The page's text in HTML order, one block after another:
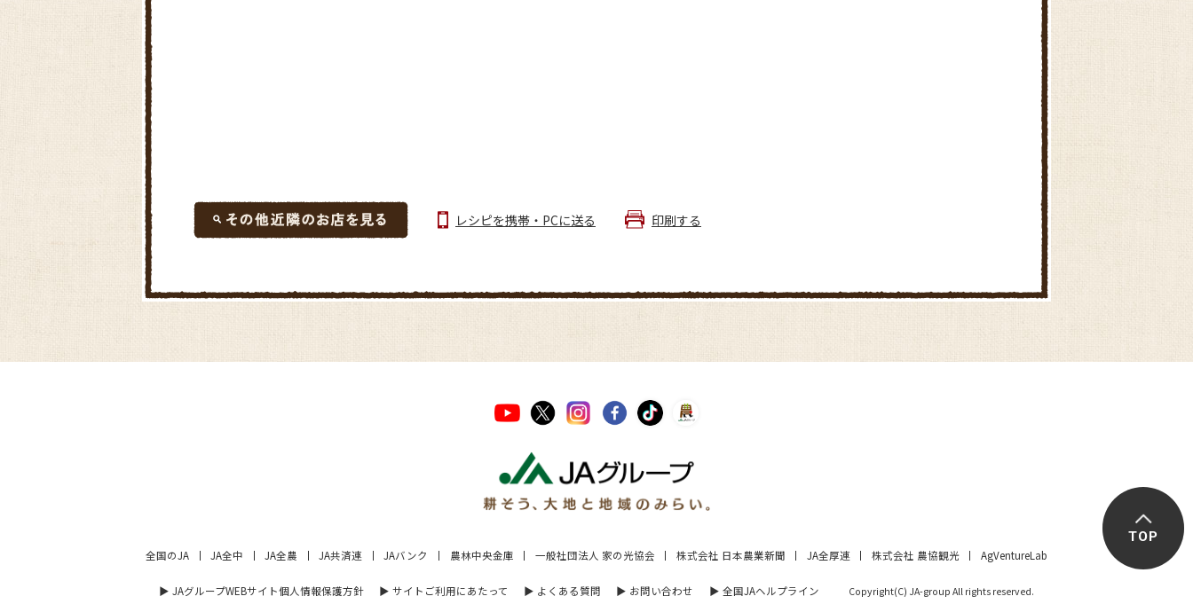
レシピを携帯・PCに送る 印刷する
全国のJA JA全中 JA全農 JA共済連 JAバンク 農林中央金庫 一般社団法人 家の光協会 株式会社 日本農業新聞 JA全厚連 株式会社 農協観光 AgVentureLab
▶︎ JAグループWEBサイト個人情報保護方針 ▶︎ サイトご利用にあたって ▶︎ よくある質問 ▶︎ お問い合わせ ▶︎ 全国JAヘルプライン Copyright(C) JA-group All rights reserved.
TOP